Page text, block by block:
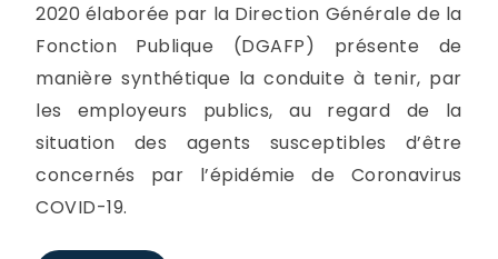
2020 élaborée par la Direction Générale de la
Fonction Publique (DGAFP) présente de
manière synthétique la conduite à tenir, par
les employeurs publics, au regard de la
situation des agents susceptibles d’être
concernés par l’épidémie de Coronavirus
COVID-19.